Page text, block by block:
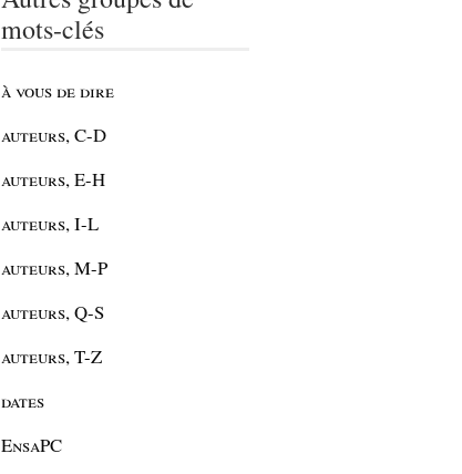
mots-clés
à vous de dire
auteurs, C-D
auteurs, E-H
auteurs, I-L
auteurs, M-P
auteurs, Q-S
auteurs, T-Z
dates
EnsaPC